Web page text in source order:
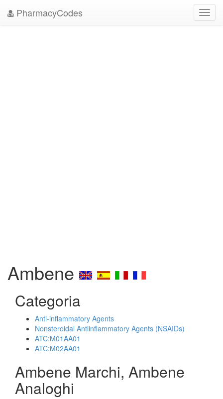
PharmacyCodes
Ambene
Categoria
Anti-inflammatory Agents
Nonsteroidal Antiinflammatory Agents (NSAIDs)
ATC:M01AA01
ATC:M02AA01
Ambene Marchi, Ambene
Analoghi